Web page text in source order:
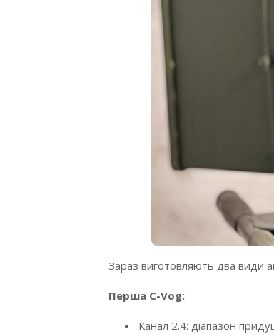
Зараз виготовляють два види
Перша C-Vog:
Канал 2.4: діапазон